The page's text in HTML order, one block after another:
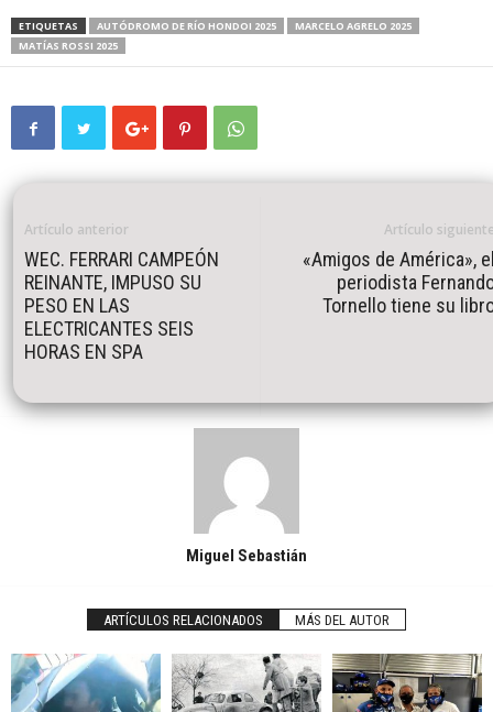
ETIQUETAS AUTÓDROMO DE RÍO HONDOI 2025
MARCELO AGRELO 2025
MATÍAS ROSSI 2025
Artículo anterior
WEC. FERRARI CAMPEÓN
REINANTE, IMPUSO SU
PESO EN LAS
ELECTRICANTES SEIS
HORAS EN SPA
Artículo
«Amigos de América»,
periodista
Tornello tiene su
Miguel Sebastián
ARTÍCULOS RELACIONADOS MÁS DEL AUTOR